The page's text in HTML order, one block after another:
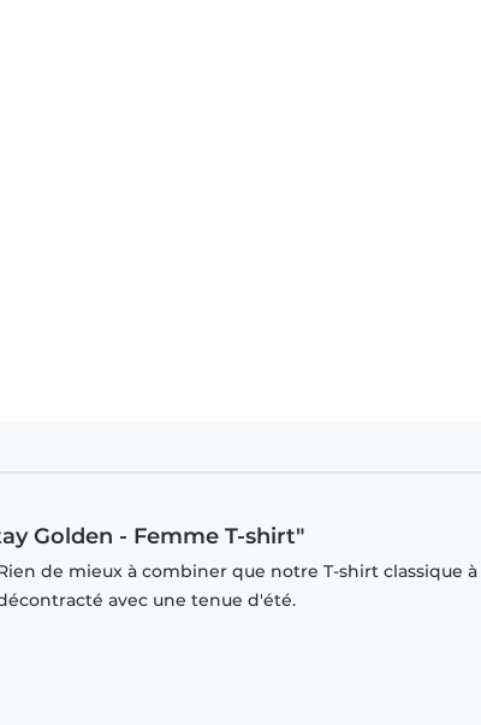
Golden - Femme T-shirt"
de mieux à combiner que notre T-shirt classique à
avec une tenue d'été.